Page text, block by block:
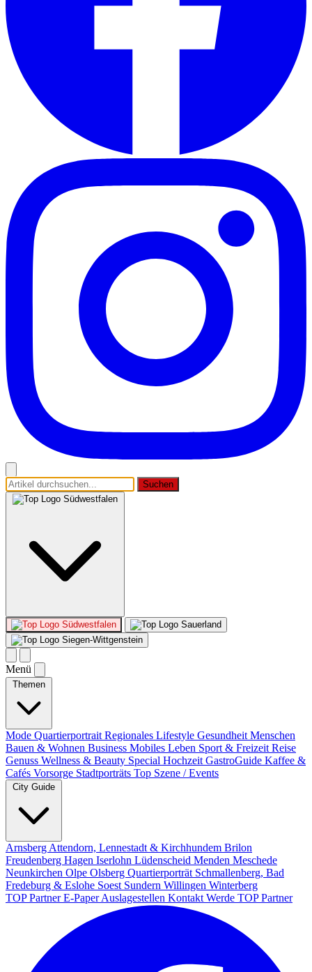
Suchen
Südwestfalen
Südwestfalen
Sauerland
Siegen-Wittgenstein
Menü
Themen
Mode Quartierportrait Regionales Lifestyle Gesundheit Menschen
Bauen & Wohnen Business Mobiles Leben Sport & Freizeit Reise
Genuss Wellness & Beauty Special Hochzeit GastroGuide Kaffee &
Cafés Vorsorge Stadtporträts Top Szene / Events
City Guide
Arnsberg Attendorn, Lennestadt & Kirchhundem Brilon
Freudenberg Hagen Iserlohn Lüdenscheid Menden Meschede
Neunkirchen Olpe Olsberg Quartierporträt Schmallenberg, Bad
Fredeburg & Eslohe Soest Sundern Willingen Winterberg
TOP PartnerE-PaperAuslagestellen Kontakt Werde TOP Partner